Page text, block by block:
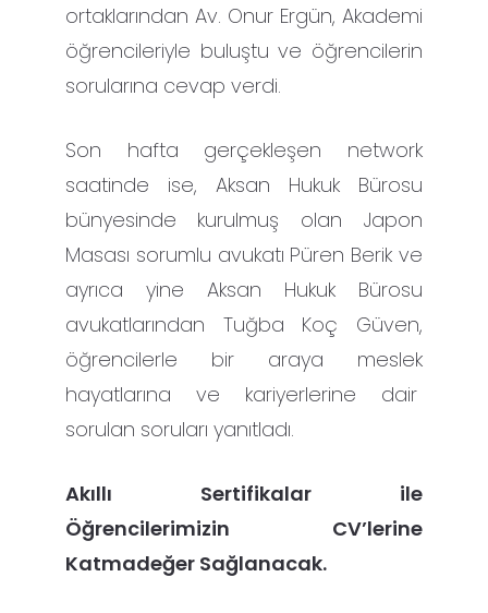
ortaklarından Av. Onur Ergün, Akademi
öğrencileriyle buluştu ve öğrencilerin
sorularına cevap verdi.
Son hafta gerçekleşen network
saatinde ise, Aksan Hukuk Bürosu
bünyesinde kurulmuş olan Japon
Masası sorumlu avukatı Püren Berik ve
ayrıca yine Aksan Hukuk Bürosu
avukatlarından Tuğba Koç Güven,
öğrencilerle bir araya meslek
hayatlarına ve kariyerlerine dair
sorulan soruları yanıtladı.
Akıllı Sertifikalar ile
Öğrencilerimizin CV’lerine
Katmadeğer Sağlanacak.